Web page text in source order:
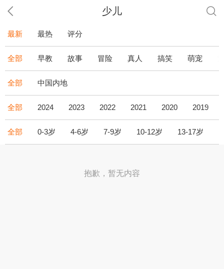
少儿
最新 最热 评分
全部 早教 故事 冒险 真人 搞笑 萌宠
全部 中国内地
全部 2024 2023 2022 2021 2020 2019
全部 0-3岁 4-6岁 7-9岁 10-12岁 13-17岁
抱歉，暂无内容